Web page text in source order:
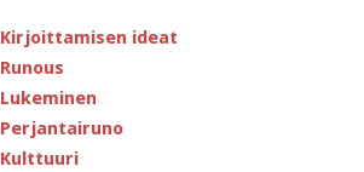
Kirjoittamisen ideat
Runous
Lukeminen
Perjantairuno
Kulttuuri